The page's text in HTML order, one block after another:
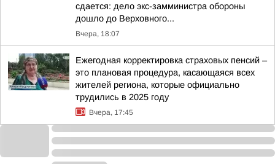
сдается: дело экс-замминистра обороны
дошло до Верховного...
Вчера, 18:07
Ежегодная корректировка страховых пенсий –
это плановая процедура, касающаяся всех
жителей региона, которые официально
трудились в 2025 году
Вчера, 17:45